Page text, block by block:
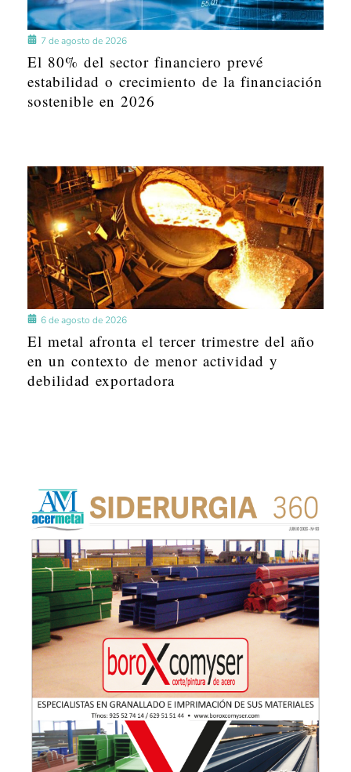
7 de agosto de 2026
El 80% del sector financiero prevé
estabilidad o crecimiento de la financiación
sostenible en 2026
6 de agosto de 2026
El metal afronta el tercer trimestre del año
en un contexto de menor actividad y
debilidad exportadora